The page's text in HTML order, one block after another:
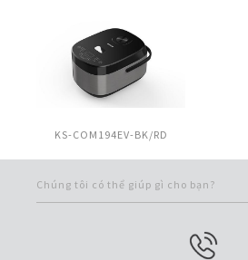
KS-COM194EV-BK/RD
Chúng tôi có thể giúp gì cho bạn?